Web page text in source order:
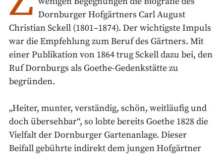
Dornburger Hofgärtners Carl August
Christian Sckell (1801–1874). Der wichtigste Impuls
war die Empfehlung zum Beruf des Gärtners. Mit
einer Publikation von 1864 trug Sckell dazu bei, den
Ruf Dornburgs als Goethe-Gedenkstätte zu
begründen.
„Heiter, munter, verständig, schön, weitläufig und
doch übersehbar“, so lobte bereits Goethe 1828 die
Vielfalt der Dornburger Gartenanlage. Dieser
Beifall gebührte indirekt dem jungen Hofgärtner